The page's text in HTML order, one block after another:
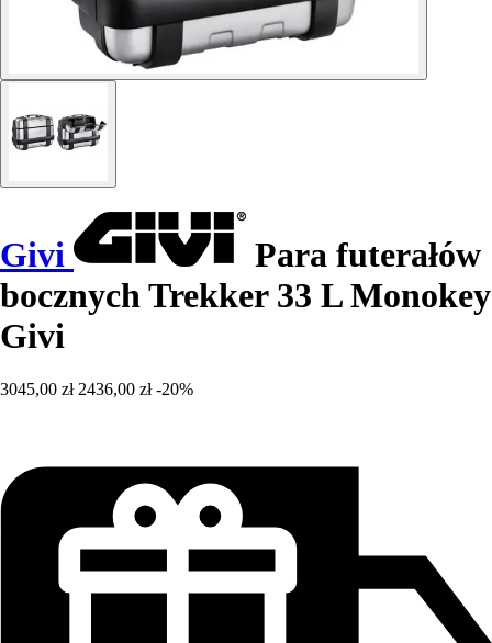
Givi
Para futerałów
bocznych Trekker 33 L Monokey
Givi
3045,00 zł 2436,00 zł -20%